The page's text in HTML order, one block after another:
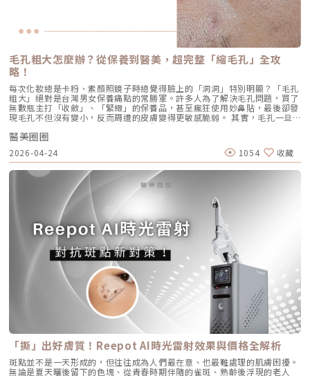
（數日內可自行消退） 極少數人可能會有輕微搔癢或壓痛感，通常在數天
內緩解※ 選擇合法診所與原廠授權產品，是避免療程風險最關鍵的因素。
為什麼 Profhilo 成為新一代醫美趨勢？隨著醫美觀念的演變，越來越多人
追求自然、柔和的改善效果，不希望臉部看起來僵硬或過度膨脹。Profhilo
與傳統填充型療程最大的不同，在於它獨特的「重建」式作用。Profhilo
並非單純地填補，而是將高濃度玻尿酸均勻分布於肌膚真皮層，從底層刺激
膠原蛋白與彈力蛋白新生，啟動肌膚的自我修復能力，讓效果柔和自然，能
有效降低傳統填充物可能帶來的異物感，也更貼近肌膚自然老化的邏輯。此
外，Profhilo 完美契合了當前醫美市場「微侵入式」與「預防型保養」的
趨勢。它填補了日常保養品與侵入式手術之間的空缺，不需像肉毒桿菌那樣
限制表情，也不需要像手術拉皮那樣漫長的恢復期。對於生活忙碌、注重效
率的現代人來說，這讓它更容易被接受，成為許多人延緩老化、提升膚質的
首選。臨床案例分享以下為原廠提供的實際案例，透過Profhilo逆時針療
程，觀察治療前後肌膚狀態的變化，供大家參考了解療程效果。璞菲洛
Profhilo常見Q&AQ1：PROFHILO和水光療程有什麼差別？ 水光著重在肌
膚表層補水，讓皮膚變得水嫩透亮；而PROFHILO作用層次更深，不只補
水，還能活化膠原蛋白、彈力蛋白等細胞修復，提升整體彈性與緊緻度。它
的特點是透過穩定擴散來刺激肌膚自我修復，不靠刺激或破壞，適合想全面
改善膚況的人。Q2：可以和電波、音波等療程搭配嗎？ 可與電波、音波等
療程搭配使用，建議間隔約兩週，具體施打順序與時間需由醫師評估。電
波、音波術後可加速肌膚修復並延長效果，但需等皮膚完全降溫後再進行
Profhilo療程。施打前請務必諮詢醫師，遵從專業建議安排療程。Q3：璞
菲洛每年需要打幾次？ 一個完整療程通常包含三次施打，前兩次相隔約一
個月，第三次則可在四到六個月後進行。視個人膚況與需求，也可安排後續
加強療程，以延續效果。Q4：頸紋、手部老化也能打嗎？ 可以。Profhilo
在頸部與手背同樣有良好表現，能改善乾紋與鬆弛，是全方位肌膚重建療
程。Q5：是否適合所有膚質？ 大多數人皆可接受，但孕婦、哺乳中女性與
對玻尿酸過敏者不建議施打。Q6：哪些人適合做Profhilo？需要幾歲才能
做？Profhilo適合有初期老化、乾燥或鬆弛困擾的人，通常建議從30歲以後
就可以評估施作。特別推薦給希望改善膚況，又不想讓五官改變或產生膨脹
感的人。Q7：施打Profhilo會很痛嗎？會不會腫？需要修復期嗎？療程過
程簡單快速，使用極細針在臉部五個特定位點注射，疼痛感輕微。少數人會
有暫時性紅腫或小腫塊，通常幾小時內可自然消退，不會影響日常活動。
Q8：Profhilo成分天然嗎？會不會引起過敏？Profhilo採用高純度、非動
物來源的玻尿酸，不含常見交聯劑成分，安全性高，過敏反應發生機率非常
低，並獲得歐盟CE安全認證。Profhilo璞菲洛是突破傳統玻尿酸觀念的療
程，不以填充為主，而是提升肌膚自癒力與膚質的「逆時針保養」新選擇。
如果你渴望不影響生活的微創保養，並希望從根本改善膚質，Profhilo 絕
更好的「精緻度」，我常會建議在音波拉提後，搭配再生針（瑞德喜）進行
外輪廓的固定，或是以「混合式填充」補足流失的骨架支撐。這種「由內拉
提、由外固定」的複合思維，才是現代抗老的趨勢。五、 2026 醫美行情與
避坑建議當妳搜尋「美國音波二代價格」時，會發現市場行情落差很大。身
為醫師，我必須提醒大家，費用背後包含的是原廠探頭成本、儀器維護、以
及最重要的「醫師的技術與判讀經驗」。 認明原廠授權：施打前請掃描儀
器與探頭 QR Code，確保非水貨或非法翻新探頭。 選擇認證醫師：音波拉
提需要精準的解剖學知識，只有受過原廠培訓的醫師，才能在「安全邊界
內」將能量發揮到極致。六、 結語：愛美，是為了成就更好的自己我常
說，醫美的意義不在於把妳變成另外一個人，而在於「找回最巔峰狀態的
妳」。看著客人在治療後，重新對鏡子裡的自己露出自信的微笑，那是我身
為醫師最大的成就感。我會運用 Ultherapy Prime 美國音波第二代的精準
技術，結合我對面部結構的美感理解，悉心守護妳每一寸肌膚的張力。如果
您也對輪廓的流失感到焦慮，或者正猶豫哪種療程最適合自己，歡迎預約來
診間，讓我們在一個放鬆、透明的環境下，一起討論出最適合您的減齡計
畫。
生，就是為了一次解決這個痛點：我們能不能在不吃藥的情況下，精準且長
效地控制皮脂腺？什麼是 AviClear 戰痘雷射？解密 1726nm 的物理奇蹟
AviClear 戰痘雷射是一台利用特定波長光能來治療痤瘡的醫療儀器。它的核
心技術在於突破性的1726nm 波長雷射。1. 為什麼是 1726nm 波長？「專
吃油脂」的標靶治療在雷射醫學中，不同的波長會被不同的目標物（如黑色
素、血紅素、水分）吸收。1726nm 這個波長非常特殊，它在人體組織
中，被皮脂（油脂）吸收的效率，大約是被水分吸收的 2 倍。當 AviClear
的雷射光束打入真皮層時，能量會精準地被富含油脂的「皮脂腺」大量吸
收，進而產生熱能。這些熱能會破壞過度活躍的皮脂腺細胞，變得萎縮、分
泌量大幅下降。當沒有過多的油脂，毛孔就不易堵塞，痤瘡桿菌也失去了生
存的養分，痘痘自然就失去了生長的溫床。2. AviCool™ 藍寶石冷卻系統：
保護表皮，大幅提升舒適度既然要用熱能破壞深層的皮脂腺，表皮會不會被
燙傷？這正是 AviClear 的另一項核心專利。機器配備了專屬的 AviCool™
藍寶石接觸式冷卻系統。在雷射擊發前、擊發中與擊發後，冷卻系統會持續
將表皮溫度維持在安全的低溫狀態。這不僅能防止表皮熱傷害、避免術後反
黑，更大幅降低了療程中的痛感，讓患者在不需要敷麻藥的情況下（視個人
耐受度而定），也能順利完成治療。AviClear 戰痘雷射 vs. 藍雷射與傳統療
法：抗痘金大PK過去我們面對嚴重的青春痘，「吞口服A酸」幾乎是唯一的
終極解方。然而，隨著光電科技的突破，現代的醫美抗痘已經邁入了「精準
破壞皮脂腺」的新紀元。目前市面上討論度最高的兩大抗痘黑科技，分別是
AviClear 戰痘雷射與 CAPRI 藍雷射。雖然兩者都主打不吃藥、從根源控
油，但在波長與作用機制上卻有著根本的差異。我們該如何選擇？它們與傳
統的口服A酸又有什麼不同？以下為您全面解析。頂尖對決：AviClear 戰痘
雷射 vs. CAPRI 藍雷射這兩款都是目前熱門的無藥物抗痘雷射，雖然目標一
致，但「作戰策略」卻截然不同：1. AviClear 戰痘雷射（1726nm）：專
注皮脂腺的「源頭阻斷」作用原理：搭載專利 1726nm 波長，具備極高的
「油脂專一性」，能穿透皮膚精準鎖定並加熱肥大的皮脂腺，使其萎縮。核
心強項：直接從源頭切斷出油量並破壞痘痘的生長環境，主打極長效的抗痘
與控油效果，非常適合追求長期穩定膚況、不想依賴藥物的人。2. CAPRI
藍雷射（1450nm + 450nm）：控油＋殺菌的「雙效複合」作用原理：結
合 1450nm 的熱能來縮減皮脂腺（控油），同時搭配 450nm 藍光直接消
滅表皮的痤瘡桿菌（殺菌）。核心強項：雙管齊下，對於臉上正在急性發
炎、紅腫的痘痘，具有極佳的立即退紅與消炎效果，適合需要快速壓制大面
積發炎的患者。3. 傳統終極武器：口服A酸（Isotretinoin）作用原理：屬
於全身性的系統性治療。它能全面抑制皮脂腺分泌、使皮脂腺萎縮，同時促
進毛囊正常角化，並大幅減少發炎反應與痤瘡桿菌增生。核心強項：能夠一
次打擊痘痘的四大成因，對於嚴重型、結節囊腫型痘痘，或是對其他治療
（包含抗生素、外用藥膏）無效的頑固型痘痘，具有極高的治癒率與長效
性。需注意事項：伴隨較明顯的副作用，最常見包含嘴唇乾裂、皮膚乾燥脫
毛孔粗大怎麼辦？從保養到醫美，超完整「縮毛孔」全攻
略！
每次化妝總是卡粉、素顏照鏡子時總覺得臉上的「洞洞」特別明顯？「毛孔
粗大」絕對是台灣男女保養痛點的常勝軍。許多人為了解決毛孔問題，買了
無數瓶主打「收斂」、「緊緻」的保養品，甚至瘋狂使用妙鼻貼，最後卻發
現毛孔不但沒有變小，反而周遭的皮膚變得更敏感脆弱。 其實，毛孔一旦
被撐大，就像是被撐鬆的橡皮筋，光靠日常塗抹保養品是很難「完全逆轉」
的。想要有效改善毛孔粗大，我們必須先搞懂你的毛孔是哪一種「型」，才
能對症下藥！這篇文章將帶你從日常保養到專業醫美療程，全面拯救毛孔粗
大的終極對策。為什麼我的毛孔會變大？揭開毛孔粗大的 6大元兇在探討怎
麼解決之前，我們得先抓出讓毛孔變大的罪魁禍首。毛孔粗大絕對不是單一
原因造成的，通常是以下幾個因素交織而成的結果：1. 【油脂型毛孔】：中
東油田的擴建工程毛孔是皮脂排出的主要通道。當你的皮脂腺天生比較發
達，或是受到氣溫升高、荷爾蒙波動、常吃高油高糖食物影響，導致出油量
大增時，通道就會被迫「擴建」來排出這些大量油脂。2. 【角質型毛孔】：
通道堵塞引發的連鎖反應健康的肌膚會自然代謝老廢角質，但如果代謝異
常，這些廢棄角質就會和皮脂、空氣中的髒污混合在一起，死死地堵塞在毛
孔開口。久而久之，毛孔就像被塞了軟木塞一樣，被越撐越大。3. 【老化型
毛孔】：膠原蛋白流失的初老警報真皮層中的「膠原蛋白」和「彈力蛋白」
就像是撐起毛孔的堅固地基。隨著年齡增長，或是長期不防曬導致的「光老
化」，地基流失、失去支撐力，毛孔邊緣的肌膚就會順著地心引力往下垂。
4. 【缺水型毛孔】：肌膚乾旱造成的表面危機這點常被許多人忽略！當角質
層極度缺水時，毛孔周圍的表皮細胞會像失去水分的蘋果一樣乾癟、萎縮，
無法飽滿排列。在細胞與細胞之間的縫隙變大之下，視覺上毛孔就顯得非常
明顯。5. 【疤痕型毛孔】：手癢硬擠留下的歷史遺跡嚴格來說這已經是「痘
疤」的範疇。過去長了嚴重的發炎性青春痘，或是手癢過度暴力擠壓，導致
真皮層組織嚴重受損。在傷口修復的過程中產生了纖維化拉扯，最終形成不
可逆的凹洞。6. 【蟎蟲型毛孔】：隱形的微小房客在作怪我們的臉上本來就
有共生的「蠕形蟎蟲」，但當免疫力下降、皮脂分泌失衡，或是過度清潔破
壞皮脂膜時，蟎蟲就會大量異常繁殖。牠們會啃食皮脂、進出毛囊，蟲體的
排泄物與屍體會引發毛囊發炎，進而把毛孔撐大。如何從日常居家保養穩住
毛孔不失控？雖然保養品無法讓已經擴大的毛孔完全「縮回」，但正確的居
醫美圈圈
2026-04-24 1054 收藏
「撕」出好膚質！Reepot AI時光雷射效果與價格全解析
斑點並不是一天形成的，但往往成為人們最在意、也最難處理的肌膚困擾。
無論是夏天曬後留下的色塊、從青春時期伴隨的雀斑、熟齡後浮現的老人